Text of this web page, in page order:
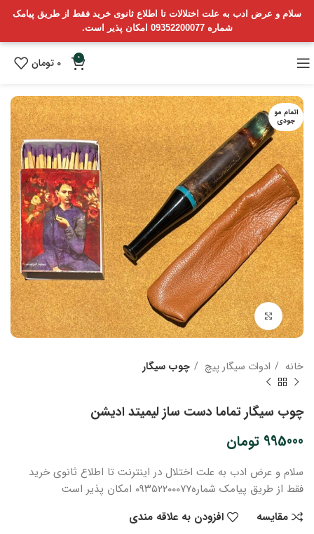
سلام و عرض ادب به علت اختلالات تا اطلاع ثانوی خرید فقط از طریق پیامک
شماره 09352200077 امکان پذیر است.
0
0 تومان
اتمام مو
جودی
بزرگنمایی تصویر
خانه ادوات سیگار پیچ چوب سیگار
چوب سیگار تماما دست ساز لیمیتد ادیشن
995000 تومان
سلام و عرض ادب به علت اختلال در اینترنت تا اطلاع ثانوی خرید
فقط از طریق پیامک شماره۰۹۳۵۲۲۰۰۰۷۷ امکان پذیر است
مقایسه
افزودن به علاقه مندی